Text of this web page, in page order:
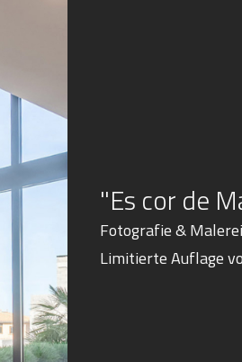
"Es cor de
Fotografie & Malerei
Limitierte Auflage